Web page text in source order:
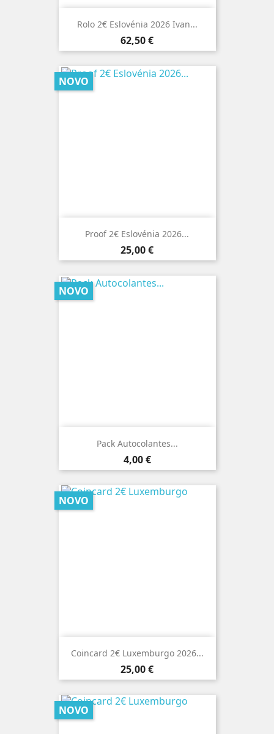
Rolo 2€ Eslovénia 2026 Ivan...
Preço
62,50 €
Proof 2€ Eslovénia 2026...
Preço
25,00 €
NOVO
Pack Autocolantes...
Preço
4,00 €
NOVO
Coincard 2€ Luxemburgo 2026...
Preço
25,00 €
NOVO
NOVO